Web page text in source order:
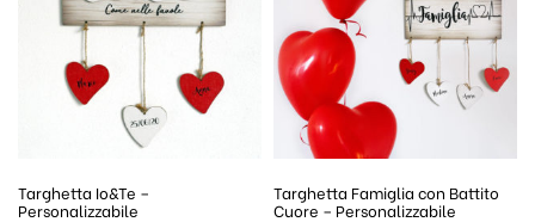
Targhetta Io&Te –
Personalizzabile
Targhetta Famiglia con Battito
Cuore – Personalizzabile